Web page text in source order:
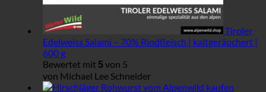
Tiroler
Edelweiss Salami – 70% Rindfleisch | kaltgeräuchert |
600 g
Bewertet mit 5 von 5
von Michael Lee Schneider